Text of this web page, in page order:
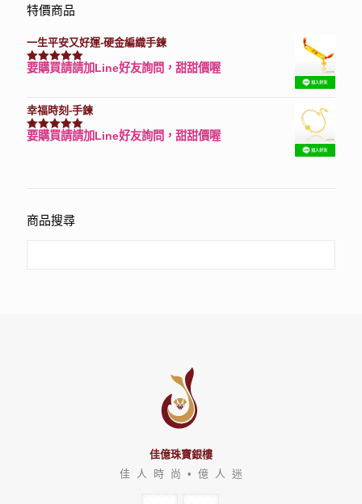
特價商品
一生平安又好運-硬金編織手鍊
評分7740滿分 5
要購買請請加Line好友詢問，甜甜價喔
幸福時刻-手鍊
評分3150滿分 5
要購買請請加Line好友詢問，甜甜價喔
商品搜尋
佳億珠寶銀樓
佳 人 時 尚 • 億 人 迷